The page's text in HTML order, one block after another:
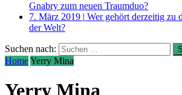
Gnabry zum neuen Traumduo?
7. März 2019 | Wer gehört derzeitig zu
der Welt?
Suchen nach:
HomeYerry Mina
Yerry Mina